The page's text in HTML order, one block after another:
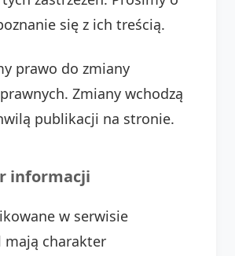
się z ich treścią.
prawo do zmiany
Zmiany wchodzą
publikacji na stronie.
informacji
w serwisie
mają charakter